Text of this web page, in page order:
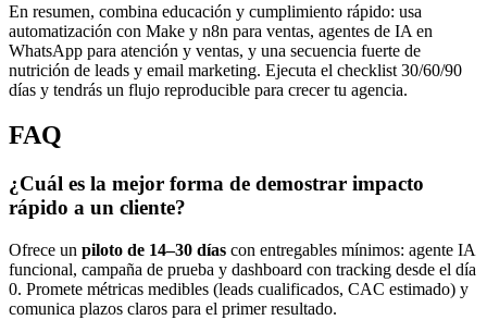
En resumen, combina educación y cumplimiento rápido: usa
automatización con Make y n8n para ventas, agentes de IA en
WhatsApp para atención y ventas, y una secuencia fuerte de
nutrición de leads y email marketing. Ejecuta el checklist 30/60/90
días y tendrás un flujo reproducible para crecer tu agencia.
FAQ
¿Cuál es la mejor forma de demostrar impacto
rápido a un cliente?
Ofrece un piloto de 14–30 días con entregables mínimos: agente IA
funcional, campaña de prueba y dashboard con tracking desde el día
0. Promete métricas medibles (leads cualificados, CAC estimado) y
comunica plazos claros para el primer resultado.